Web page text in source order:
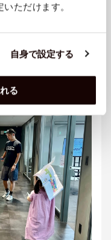
ただけます。
自身で設定する
る